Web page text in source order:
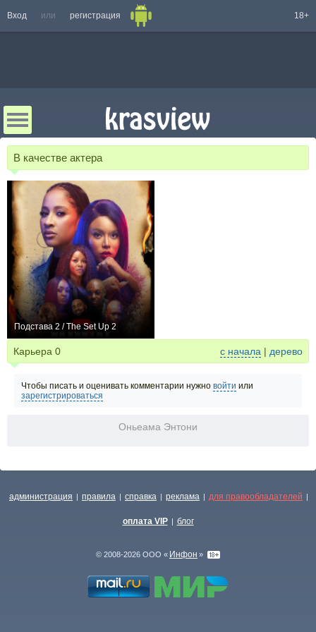
Вход или регистрация 18+
В качестве актера
Подстава 2 / The Set Up 2
Карьера 0 с начала | дерево
Чтобы писать и оценивать комментарии нужно войти или
зарегистрироваться
Оньеама Энтони
администрация | правила | справка | реклама | для правообладателей |
оплата VIP | блог
© 2008-2026 ООО « Инфон »